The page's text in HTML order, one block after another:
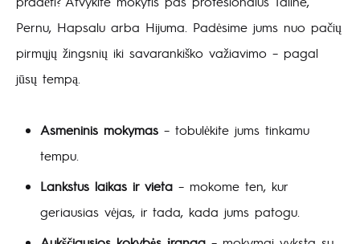
Pernu, Hapsalu arba Hijuma. Padėsime jums nuo pačių
pirmųjų žingsnių iki savarankiško važiavimo – pagal
jūsų tempą.
Asmeninis mokymas – tobulėkite jums tinkamu
tempu.
Lankstus laikas ir vieta – mokome ten, kur
geriausias vėjas, ir tada, kada jums patogu.